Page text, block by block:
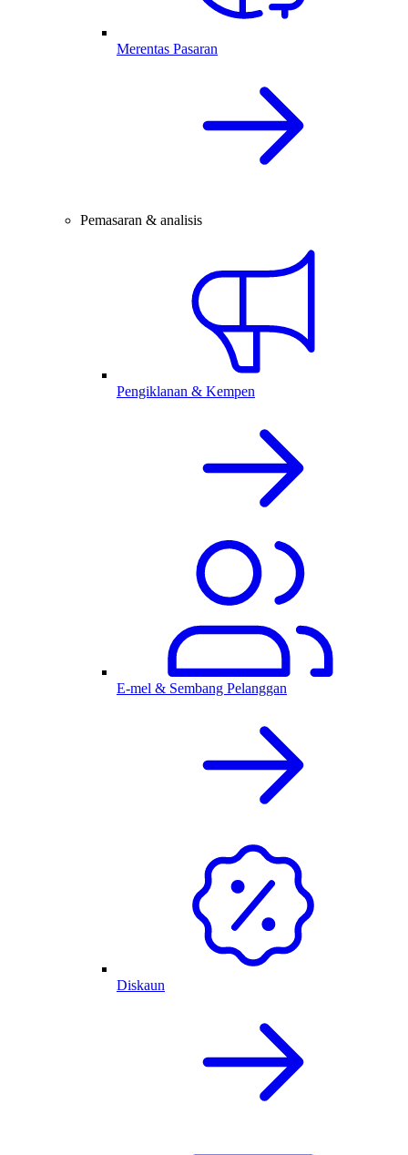
Merentas Pasaran
Pemasaran & analisis
Pengiklanan & Kempen
E-mel & Sembang Pelanggan
Diskaun